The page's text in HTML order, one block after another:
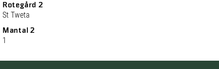
Rotegård 2
St Tweta
Mantal 2
1